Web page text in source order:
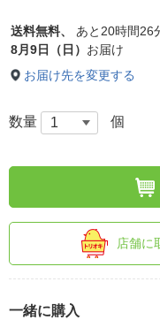
送料無料、 あと 20時間26
8月9日（日） お届け
お届け先を変更する
数量 個
店舗に
一緒に購入